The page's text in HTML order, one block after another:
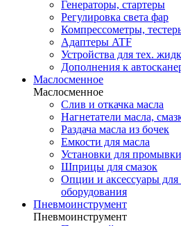
Генераторы, стартеры
Регулировка света фар
Компрессометры,
Адаптеры ATF
Устройства для тех.
Дополнения к
Маслосменное
Маслосменное
Слив и откачка масла
Нагнетатели масла,
Раздача масла из бочек
Емкости для масла
Установки для промывки
Шприцы для смазок
Опции и аксессуары для
оборудования
Пневмоинструмент
Пневмоинструмент